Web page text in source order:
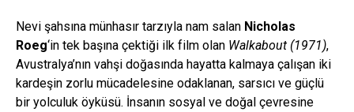
Nevi şahsına münhasır tarzıyla nam salan Nicholas
Roeg‘in tek başına çektiği ilk film olan Walkabout (1971),
Avustralya’nın vahşi doğasında hayatta kalmaya çalışan iki
kardeşin zorlu mücadelesine odaklanan, sarsıcı ve güçlü
bir yolculuk öyküsü. İnsanın sosyal ve doğal çevresine